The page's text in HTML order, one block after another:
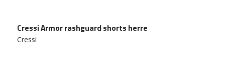
Cressi Armor rashguard shorts herre
Cressi